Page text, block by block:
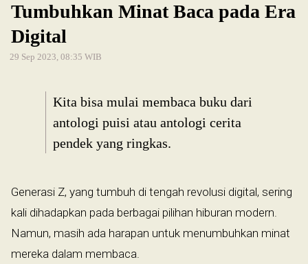
Tumbuhkan Minat Baca pada Era
Digital
29 Sep 2023, 08:35 WIB
Kita bisa mulai membaca buku dari
antologi puisi atau antologi cerita
pendek yang ringkas.
Generasi Z, yang tumbuh di tengah revolusi digital, sering
kali dihadapkan pada berbagai pilihan hiburan modern.
Namun, masih ada harapan untuk menumbuhkan minat
mereka dalam membaca.